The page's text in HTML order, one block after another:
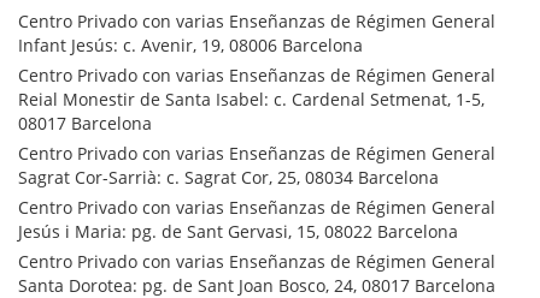
Centro Privado con varias Enseñanzas de Régimen General
Infant Jesús: c. Avenir, 19, 08006 Barcelona
Centro Privado con varias Enseñanzas de Régimen General
Reial Monestir de Santa Isabel: c. Cardenal Setmenat, 1-5,
08017 Barcelona
Centro Privado con varias Enseñanzas de Régimen General
Sagrat Cor-Sarrià: c. Sagrat Cor, 25, 08034 Barcelona
Centro Privado con varias Enseñanzas de Régimen General
Jesús i Maria: pg. de Sant Gervasi, 15, 08022 Barcelona
Centro Privado con varias Enseñanzas de Régimen General
Santa Dorotea: pg. de Sant Joan Bosco, 24, 08017 Barcelona